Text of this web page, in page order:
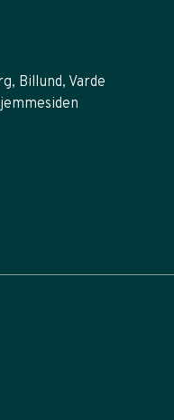
Billund, Varde